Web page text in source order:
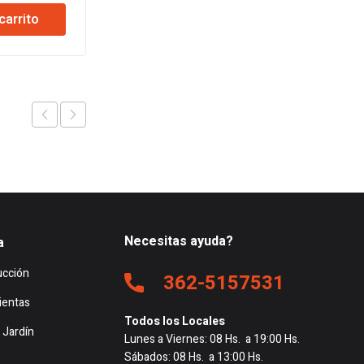
actual
es:
Jardín
Necesitas ayuda?
362-5157531
Todos los Locales
Lunes a Viernes: 08 Hs. a 19:00 Hs.
Sábados: 08 Hs. a 13:00 Hs.